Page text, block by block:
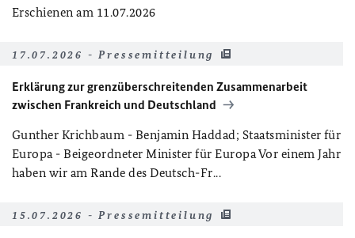
Erschienen am 11.07.2026
17.07.2026 - Pressemitteilung
Erklärung zur grenzüberschreitenden Zusammenarbeit
zwischen Frankreich und Deutschland
Gunther Krichbaum - Benjamin Haddad; Staatsminister für
Europa - Beigeordneter Minister für Europa Vor einem Jahr
haben wir am Rande des Deutsch-Fr...
15.07.2026 - Pressemitteilung